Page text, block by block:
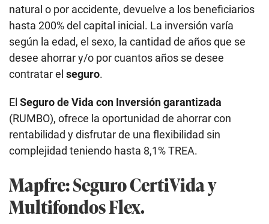
natural o por accidente, devuelve a los beneficiarios
hasta 200% del capital inicial. La inversión varía
según la edad, el sexo, la cantidad de años que se
desee ahorrar y/o por cuantos años se desee
contratar el seguro.
El Seguro de Vida con Inversión garantizada
(RUMBO), ofrece la oportunidad de ahorrar con
rentabilidad y disfrutar de una flexibilidad sin
complejidad teniendo hasta 8,1% TREA.
Mapfre: Seguro CertiVida y
Multifondos Flex.